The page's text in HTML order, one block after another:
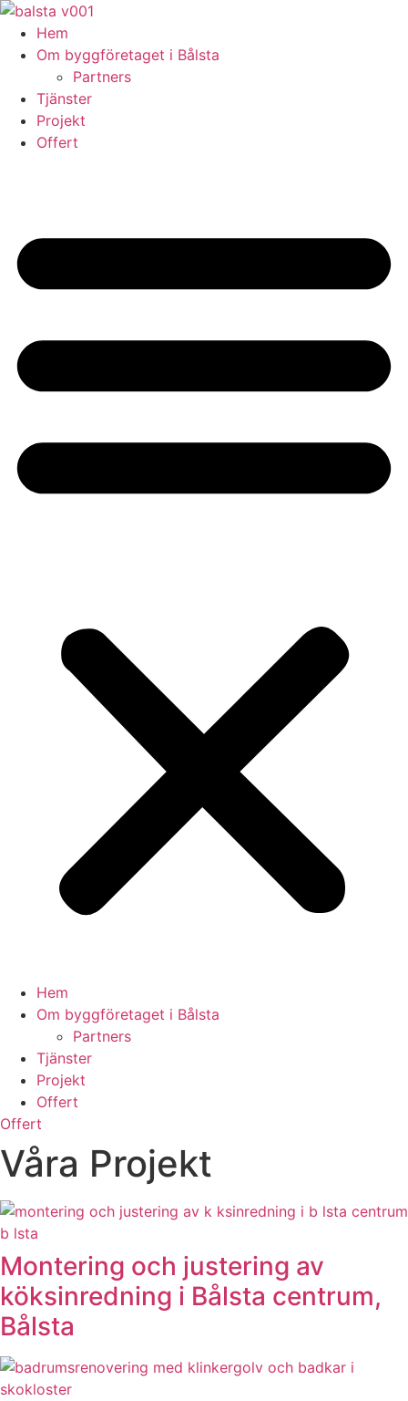
Skip
content
Hem
Om byggföretaget i Bålsta
Partners
Tjänster
Projekt
Offert
Hem
Om byggföretaget i Bålsta
Partners
Tjänster
Projekt
Offert
Offert
Våra Projekt
Montering och justering av
köksinredning i Bålsta centrum,
Bålsta